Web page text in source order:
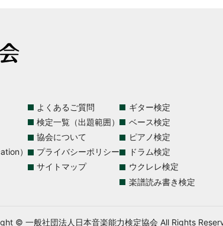
）
よくあるご質問
検定一覧（出題範囲）
協会について
プライバシーポリシー
サイトマップ
ギター検定
ベース検定
ピアノ検定
ドラム検定
ウクレレ検定
楽譜読み書き検定
© 一般社団法人日本音楽能力検定協会 All Rights